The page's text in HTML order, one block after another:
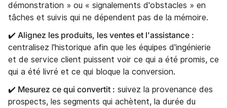
démonstration » ou « signalements d'obstacles » en
tâches et suivis qui ne dépendent pas de la mémoire.
✔️ Alignez les produits, les ventes et l'assistance :
centralisez l'historique afin que les équipes d'ingénierie
et de service client puissent voir ce qui a été promis, ce
qui a été livré et ce qui bloque la conversion.
✔️ Mesurez ce qui convertit : suivez la provenance des
prospects, les segments qui achètent, la durée du